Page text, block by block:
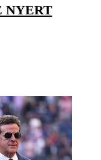
NYERT